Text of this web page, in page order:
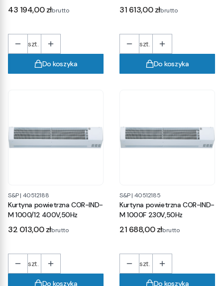
Cena
43 194,00 złbrutto
szt.
Do koszyka
Cena
31 613,00 złbrutto
szt.
Do koszyka
S&P| 40512188
Kurtyna powietrzna COR-IND-
M 1000/12 400V,50Hz
Cena
32 013,00 złbrutto
szt.
Do koszyka
S&P| 40512185
Kurtyna powietrzna COR-IND-
M 1000F 230V,50Hz
Cena
21 688,00 złbrutto
szt.
Do koszyka